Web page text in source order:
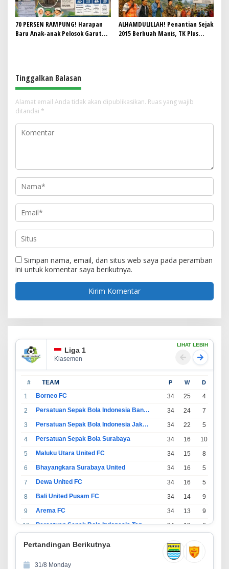
70 PERSEN RAMPUNG! Harapan
Baru Anak-anak Pelosok Garut
ALHAMDULILLAH! Penantian Sejak
2015 Berbuah Manis, TK Plus
Tinggalkan Balasan
Alamat email Anda tidak akan dipublikasikan. Ruas yang wajib
ditandai *
Simpan nama, email, dan situs web saya pada peramban
ini untuk komentar saya berikutnya.
Liga 1
Klasemen
LIHAT LEBIH
# TEAM P W D
1 Borneo FC 34 25 4
2
Persatuan Sepak Bola Indonesia Bandung 34 24 7
3
Persatuan Sepak Bola Indonesia Jakarta 34 22 5
4
Persatuan Sepak Bola Surabaya 34 16 10
5
Maluku Utara United FC 34 15 8
6
Bhayangkara Surabaya United 34 16 5
7
Dewa United FC 34 16 5
8
Bali United Pusam FC 34 14 9
9
Arema FC 34 13 9
10
Persatuan Sepak Bola Indonesia Tangerang 34 13 6
34 11
Pertandingan Berikutnya
31/8 Monday